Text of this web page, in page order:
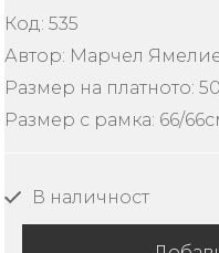
Как
поръчам
Безопасно
Код:535
Автор: Марчел
Размер на платното:
Размер с рамка: 66/
В наличност